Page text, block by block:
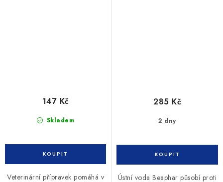
Skladem
147 Kč
Veterinární přípravek pomáhá v
2 dny
285 Kč
Ústní voda Beaphar působí proti